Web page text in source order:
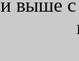
выше